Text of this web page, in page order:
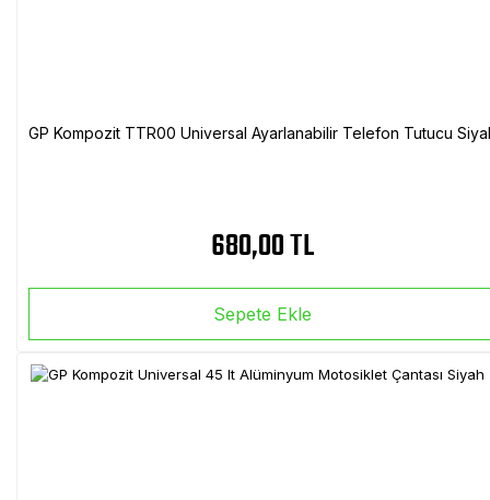
GP Kompozit TTR00 Universal Ayarlanabilir Telefon Tutucu
680,00 TL
Sepete Ekle